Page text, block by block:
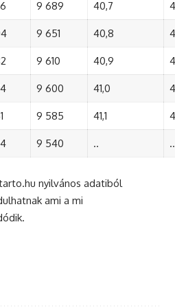
9 689 40,7
9 651 40,8
9 610 40,9
9 600 41,0
9 585 41,1
9 540 .. ..
nyilvános adatiból
ami a mi